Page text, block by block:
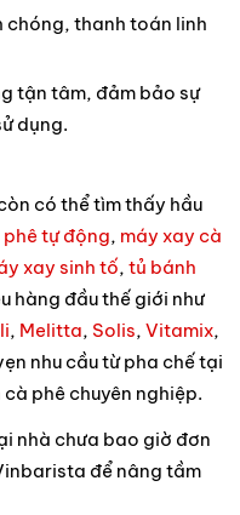
chóng, thanh toán linh
tận tâm, đảm bảo sự
dụng.
có thể tìm thấy hầu
tự động, máy xay cà
xay sinh tố, tủ bánh
hàng đầu thế giới như
, Melitta, Solis, Vitamix,
nhu cầu từ pha chế tại
phê chuyên nghiệp.
nhà chưa bao giờ đơn
để nâng tầm